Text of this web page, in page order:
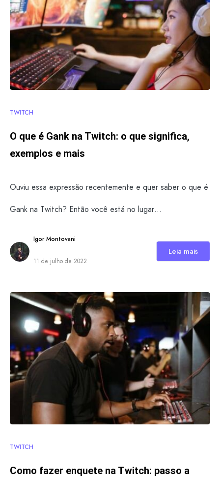
TWITCH
O que é Gank na Twitch: o que significa,
exemplos e mais
Ouviu essa expressão recentemente e quer saber o que é
Gank na Twitch? Então você está no lugar…
Igor Montovani
11 de julho de 2022
Leia mais
TWITCH
Como fazer enquete na Twitch: passo a